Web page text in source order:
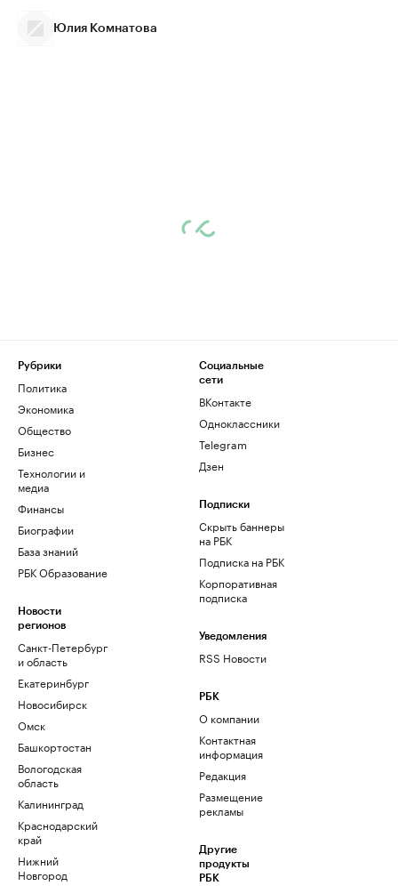
Юлия Комнатова
Рубрики
Политика
Экономика
Общество
Бизнес
Технологии и
медиа
Финансы
Биографии
База знаний
РБК Образование
Новости
регионов
Санкт-Петербург
и область
Екатеринбург
Новосибирск
Омск
Башкортостан
Вологодская
область
Калининград
Краснодарский
край
Нижний
Новгород
Социальные
сети
ВКонтакте
Одноклассники
Telegram
Дзен
Подписки
Скрыть баннеры
на РБК
Подписка на РБК
Корпоративная
подписка
Уведомления
RSS Новости
РБК
О компании
Контактная
информация
Редакция
Размещение
рекламы
Другие
продукты
РБК